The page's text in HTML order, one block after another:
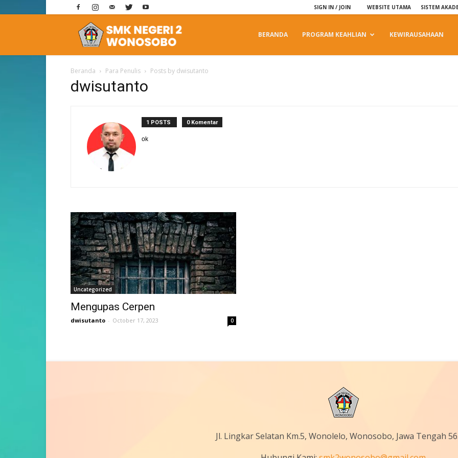
SIGN IN / JOIN WEBSITE UTAMA SISTEM
Learning
SMK
BERANDA PROGRAM KEAHLIAN KEWIRAUSAHAAN
Beranda Para Penulis Posts by dwisutanto
dwisutanto
1 POSTS 0 Komentar
ok
Uncategorized
Mengupas Cerpen
dwisutanto - October 17, 2023 0
Jl. Lingkar Selatan Km.5, Wonolelo, Wonosobo, Jawa Tengah